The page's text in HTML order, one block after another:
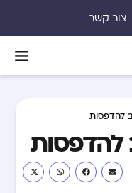
צור קשר
להדפסות
להדפסות